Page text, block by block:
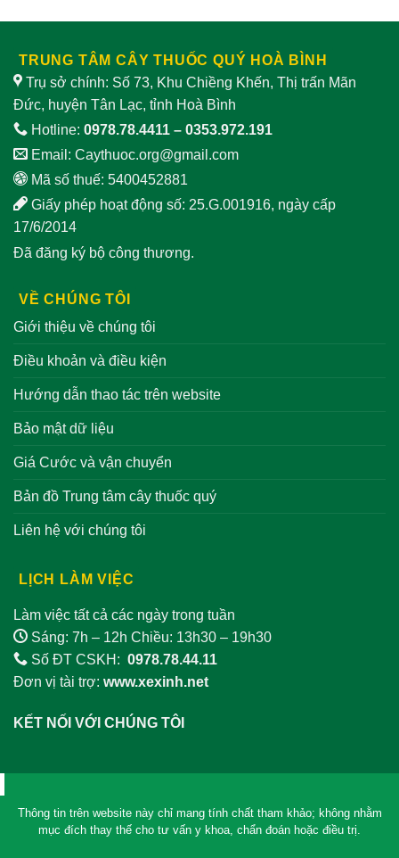
TRUNG TÂM CÂY THUỐC QUÝ HOÀ BÌNH
Trụ sở chính: Số 73, Khu Chiềng Khến, Thị trấn Mãn
Đức, huyện Tân Lạc, tỉnh Hoà Bình
Hotline: 0978.78.4411 – 0353.972.191
Email: Caythuoc.org@gmail.com
Mã số thuế: 5400452881
Giấy phép hoạt động số: 25.G.001916, ngày cấp
17/6/2014
Đã đăng ký bộ công thương.
VỀ CHÚNG TÔI
Giới thiệu về chúng tôi
Điều khoản và điều kiện
Hướng dẫn thao tác trên website
Bảo mật dữ liệu
Giá Cước và vận chuyển
Bản đồ Trung tâm cây thuốc quý
Liên hệ với chúng tôi
LỊCH LÀM VIỆC
Làm việc tất cả các ngày trong tuần
Sáng: 7h – 12h Chiều: 13h30 – 19h30
Số ĐT CSKH: 0978.78.44.11
Đơn vị tài trợ: www.xexinh.net
KẾT NỐI VỚI CHÚNG TÔI
Thông tin trên website này chỉ mang tính chất tham khảo; không nhằm
mục đích thay thế cho tư vấn y khoa, chẩn đoán hoặc điều trị.